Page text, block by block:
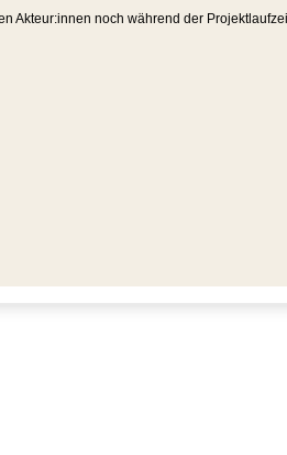
Akteur:innen noch während der